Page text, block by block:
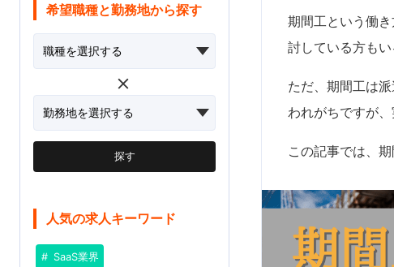
希望職種と勤務地から探す
探す
人気の求人キーワード
SaaS業界
期間工という働
討している方もい
ただ、期間工は
われがちですが
この記事では、